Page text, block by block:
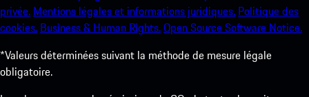
privée. Mentions légales et informations juridiques. Politique des
cookies. Business & Human Rights.Open Source Software Notice.
*Valeurs déterminées suivant la méthode de mesure légale
obligatoire.